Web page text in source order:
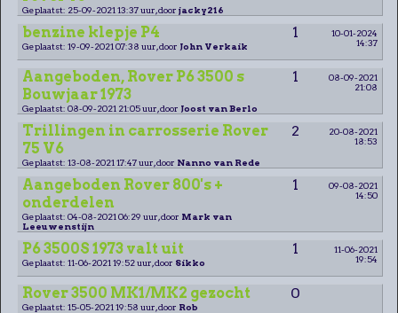
Geplaatst: 25-09-2021 13:37 uur, door jacky216
benzine klepje P4 1
10-01-2024
14:37
Geplaatst: 19-09-2021 07:38 uur, door John Verkaik
Aangeboden, Rover P6 3500 s
Bouwjaar 1973
1
08-09-2021
21:08
Geplaatst: 08-09-2021 21:05 uur, door Joost van Berlo
Trillingen in carrosserie Rover
75 V6
2
20-08-2021
18:53
Geplaatst: 13-08-2021 17:47 uur, door Nanno van Rede
Aangeboden Rover 800's +
onderdelen
1
09-08-2021
14:50
Geplaatst: 04-08-2021 06:29 uur, door Mark van
Leeuwenstijn
P6 3500S 1973 valt uit 1
11-06-2021
19:54
Geplaatst: 11-06-2021 19:52 uur, door Sikko
Rover 3500 MK1/MK2 gezocht 0
Geplaatst: 15-05-2021 19:58 uur, door Rob